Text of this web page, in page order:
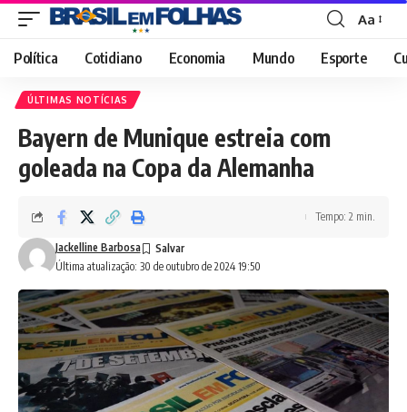
Font
Resizer
Aa
Política Cotidiano Economia Mundo Esporte
ÚLTIMAS NOTÍCIAS
Bayern de Munique estreia com
goleada na Copa da Alemanha
Última atualização: 30 de outubro de 2024 19:50
Jackelline Barbosa
Tempo: 2 min.